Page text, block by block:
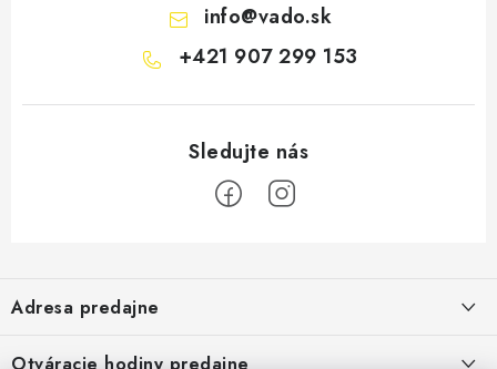
info@vado.sk
+421 907 299 153
p
ä
Adresa predajne
Otváracie hodiny predajne